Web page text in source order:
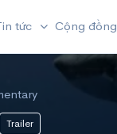
tức Cộng đồng
Trailer